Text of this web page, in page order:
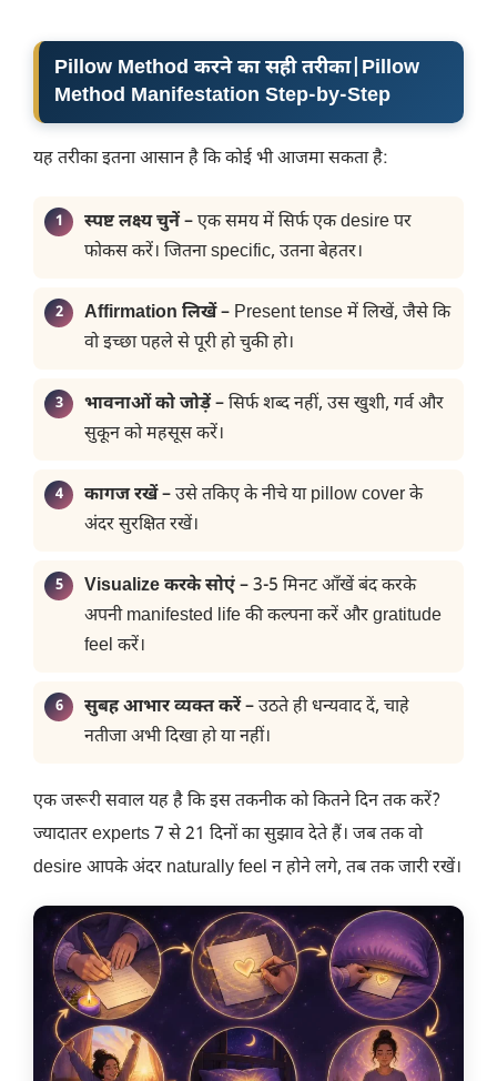
Pillow Method करने का सही तरीका|Pillow
Method Manifestation Step-by-Step
यह तरीका इतना आसान है कि कोई भी आजमा सकता है:
स्पष्ट लक्ष्य चुनें– एक समय में सिर्फ एक desire पर
फोकस करें। जितना specific, उतना बेहतर।
Affirmation लिखें– Present tense में लिखें, जैसे कि
वो इच्छा पहले से पूरी हो चुकी हो।
भावनाओं को जोड़ें– सिर्फ शब्द नहीं, उस खुशी, गर्व और
सुकून को महसूस करें।
कागज रखें– उसे तकिए के नीचे या pillow cover के
अंदर सुरक्षित रखें।
Visualize करके सोएं– 3-5 मिनट आँखें बंद करके
अपनी manifested life की कल्पना करें और gratitude
feel करें।
सुबह आभार व्यक्त करें– उठते ही धन्यवाद दें, चाहे
नतीजा अभी दिखा हो या नहीं।
एक जरूरी सवाल यह है कि इस तकनीक को कितने दिन तक करें?
ज्यादातर experts 7 से 21 दिनों का सुझाव देते हैं। जब तक वो
desire आपके अंदर naturally feel न होने लगे, तब तक जारी रखें।